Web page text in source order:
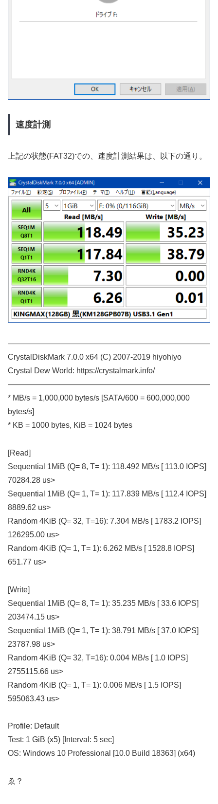
速度計測
上記の状態(FAT32)での、速度計測結果は、以下の通り。
——————————————————————————
CrystalDiskMark 7.0.0 x64 (C) 2007-2019 hiyohiyo
Crystal Dew World: https://crystalmark.info/
——————————————————————————
* MB/s = 1,000,000 bytes/s [SATA/600 = 600,000,000
bytes/s]
* KB = 1000 bytes, KiB = 1024 bytes
[Read]
Sequential 1MiB (Q= 8, T= 1): 118.492 MB/s [ 113.0 IOPS]
70284.28 us>
Sequential 1MiB (Q= 1, T= 1): 117.839 MB/s [ 112.4 IOPS]
8889.62 us>
Random 4KiB (Q= 32, T=16): 7.304 MB/s [ 1783.2 IOPS]
126295.00 us>
Random 4KiB (Q= 1, T= 1): 6.262 MB/s [ 1528.8 IOPS]
651.77 us>
[Write]
Sequential 1MiB (Q= 8, T= 1): 35.235 MB/s [ 33.6 IOPS]
203474.15 us>
Sequential 1MiB (Q= 1, T= 1): 38.791 MB/s [ 37.0 IOPS]
23787.98 us>
Random 4KiB (Q= 32, T=16): 0.004 MB/s [ 1.0 IOPS]
2755115.66 us>
Random 4KiB (Q= 1, T= 1): 0.006 MB/s [ 1.5 IOPS]
595063.43 us>
Profile: Default
Test: 1 GiB (x5) [Interval: 5 sec]
OS: Windows 10 Professional [10.0 Build 18363] (x64)
ゑ？